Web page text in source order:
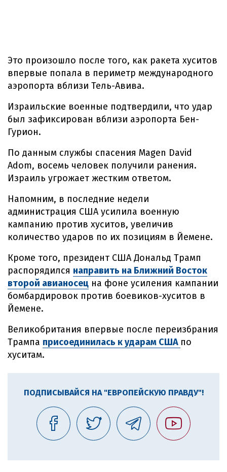
Это произошло после того, как ракета хуситов
впервые попала в периметр международного
аэропорта вблизи Тель-Авива.
Израильские военные подтвердили, что удар
был зафиксирован вблизи аэропорта Бен-
Гурион.
По данным службы спасения Magen David
Adom, восемь человек получили ранения.
Израиль угрожает жестким ответом.
Напомним, в последние недели
администрация США усилила военную
кампанию против хуситов, увеличив
количество ударов по их позициям в Йемене.
Кроме того, президент США Дональд Трамп
распорядился направить на Ближний Восток
второй авианосец на фоне усиления кампании
бомбардировок против боевиков-хуситов в
Йемене.
Великобритания впервые после переизбрания
Трампа присоединилась к ударам США по
хуситам.
ПОДПИСЫВАЙСЯ НА "ЕВРОПЕЙСКУЮ ПРАВДУ"!